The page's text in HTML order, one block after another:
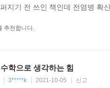
고대 문명에서부터 수 체계가
지기 전 쓰인 책인데 전염병 확
추천합니다.
수학으로 생각하는 힘
3*****k 2021-10-05 신고